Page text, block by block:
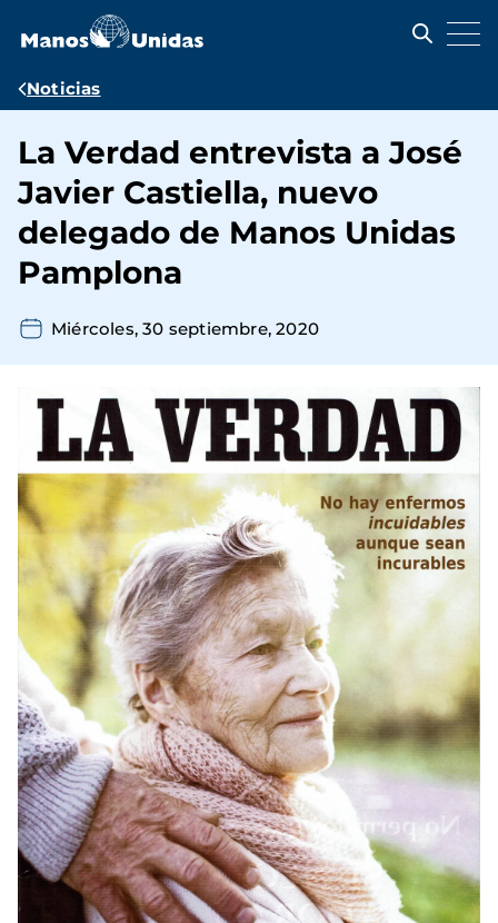
contenido
Ruta
navegación
Noticias
La Verdad entrevista a José
Javier Castiella, nuevo
delegado de Manos Unidas
Pamplona
Miércoles, 30 septiembre, 2020